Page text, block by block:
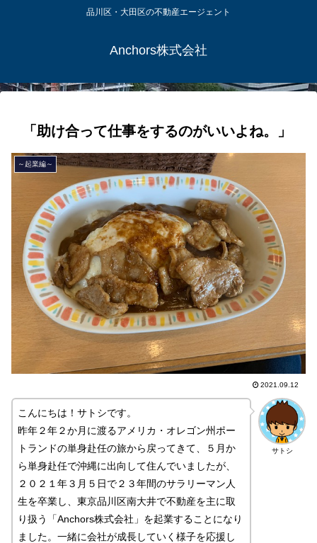
品川区・大田区の不動産エージェント
Anchors株式会社
「助け合って仕事をするのがいいよね。」
～起業編～
2021.09.12
サトシ
こんにちは！サトシです。
昨年２年２か月に渡るアメリカ・オレゴン州ポー
トランドの単身赴任の旅から戻ってきて、５月か
ら単身赴任で沖縄に出向して住んでいましたが、
２０２１年３月５日で２３年間のサラリーマン人
生を卒業し、東京品川区南大井で不動産を主に取
り扱う「Anchors株式会社」を起業することになり
ました。一緒に会社が成長していく様子を応援し